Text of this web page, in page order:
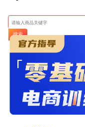
搜索